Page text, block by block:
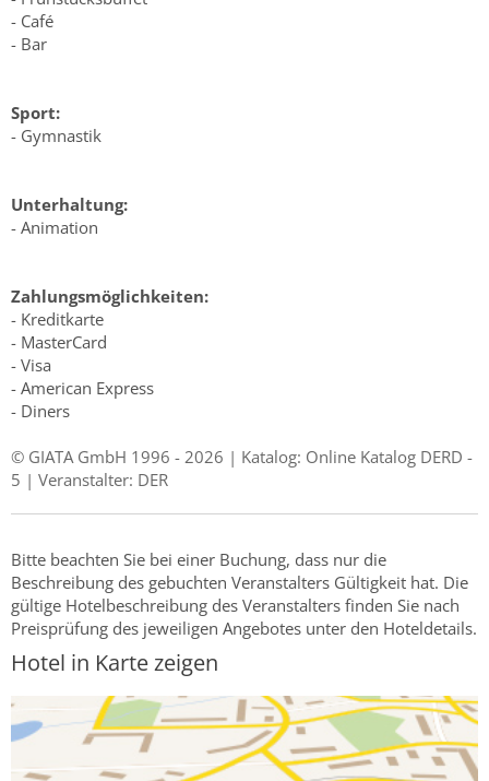
- Café
- Bar
Sport:
- Gymnastik
Unterhaltung:
- Animation
Zahlungsmöglichkeiten:
- Kreditkarte
- MasterCard
- Visa
- American Express
- Diners
© GIATA GmbH 1996 - 2026 | Katalog: Online Katalog DERD -
5 | Veranstalter: DER
Bitte beachten Sie bei einer Buchung, dass nur die
Beschreibung des gebuchten Veranstalters Gültigkeit hat. Die
gültige Hotelbeschreibung des Veranstalters finden Sie nach
Preisprüfung des jeweiligen Angebotes unter den Hoteldetails.
Hotel in Karte zeigen